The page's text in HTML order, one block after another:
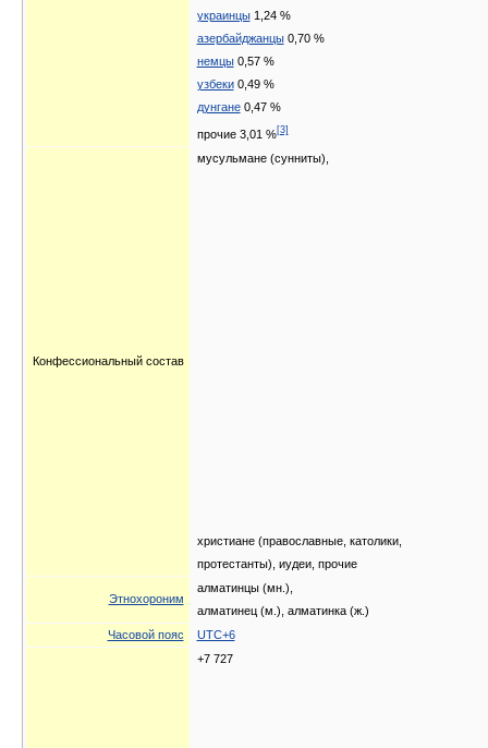
украинцы1,24 %
азербайджанцы0,70 %
немцы0,57 %
узбеки0,49 %
дунгане0,47 %
прочие 3,01 %[3]
Конфессиональный состав
мусульмане (сунниты),
христиане (православные, католики,
протестанты), иудеи, прочие
Этнохороним
алматинцы (мн.),
алматинец (м.), алматинка (ж.)
Часовой пояс
UTC+6
+7 727